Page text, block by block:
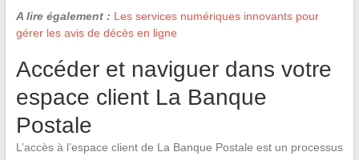
A lire également : Les services numériques innovants pour
gérer les avis de décès en ligne
Accéder et naviguer dans votre
espace client La Banque
Postale
L’accès à l’espace client de La Banque Postale est un processus